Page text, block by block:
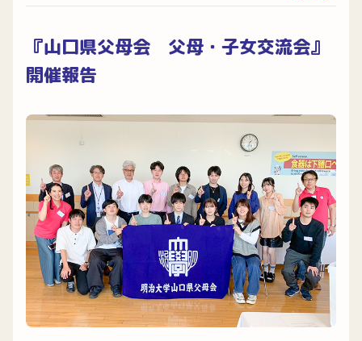
『山口県父母会 父母・子女交流会』
開催報告